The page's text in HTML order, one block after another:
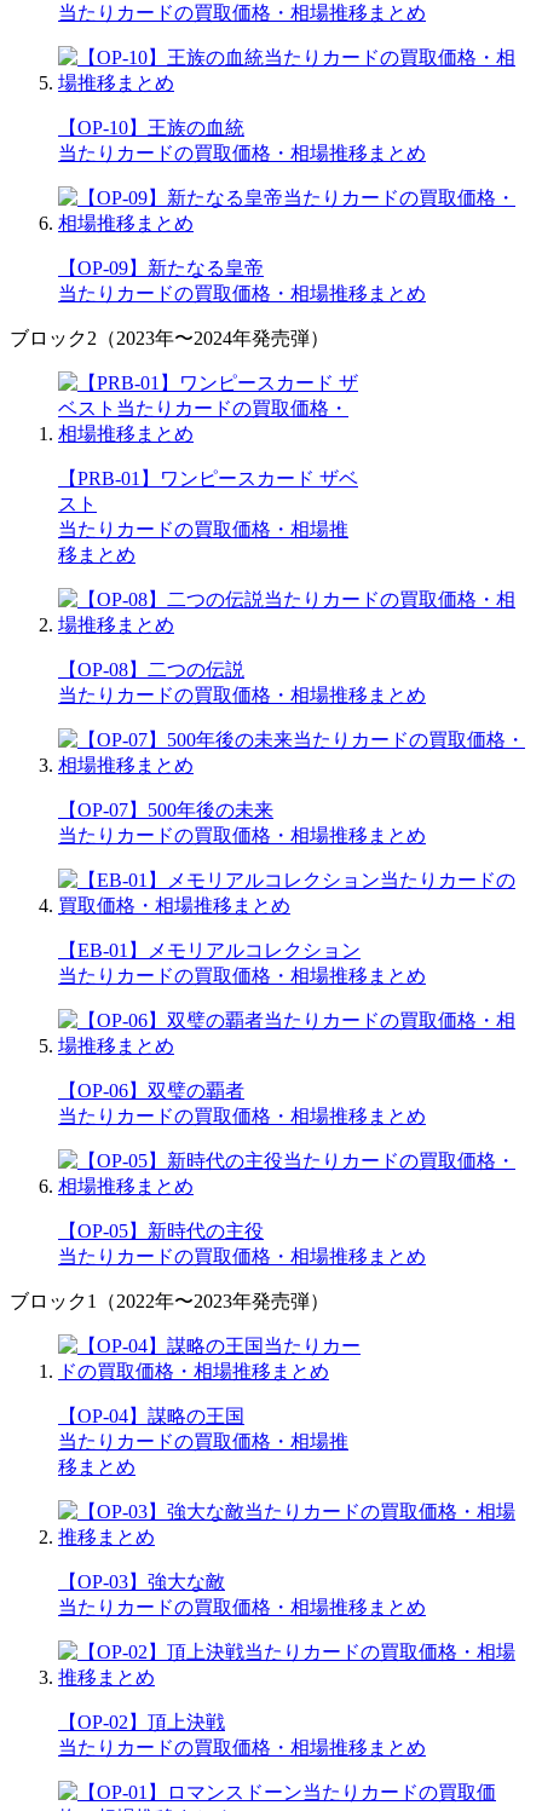
当たりカードの買取価格・相場推移まとめ
【OP-10】王族の血統
当たりカードの買取価格・相場推移まとめ
【OP-09】新たなる皇帝
当たりカードの買取価格・相場推移まとめ
ブロック2（2023年〜2024年発売弾）
【PRB-01】ワンピースカード ザベ
スト
当たりカードの買取価格・相場推
移まとめ
【OP-08】二つの伝説
当たりカードの買取価格・相場推移まとめ
【OP-07】500年後の未来
当たりカードの買取価格・相場推移まとめ
【EB-01】メモリアルコレクション
当たりカードの買取価格・相場推移まとめ
【OP-06】双璧の覇者
当たりカードの買取価格・相場推移まとめ
【OP-05】新時代の主役
当たりカードの買取価格・相場推移まとめ
ブロック1（2022年〜2023年発売弾）
【OP-04】謀略の王国
当たりカードの買取価格・相場推
移まとめ
【OP-03】強大な敵
当たりカードの買取価格・相場推移まとめ
【OP-02】頂上決戦
当たりカードの買取価格・相場推移まとめ